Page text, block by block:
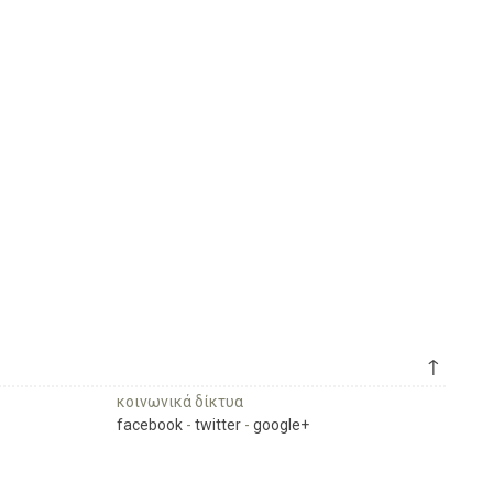
↑
κοινωνικά δίκτυα
facebook - twitter - google+